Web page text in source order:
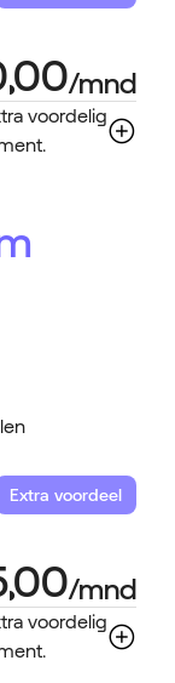
voordelig
Extra voordeel
voordelig